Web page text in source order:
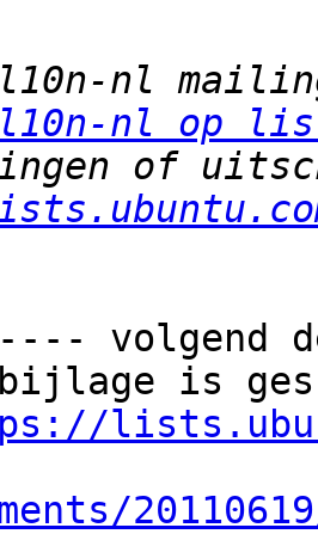
l10n-nl op
volgend
bijlage is